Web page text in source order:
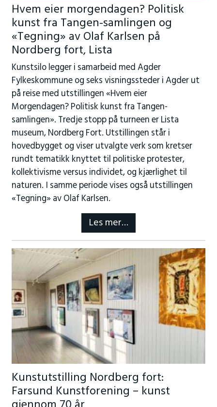
Hvem eier morgendagen? Politisk
kunst fra Tangen-samlingen og
«Tegning» av Olaf Karlsen på
Nordberg fort, Lista
Kunstsilo legger i samarbeid med Agder
Fylkeskommune og seks visningssteder i Agder ut
på reise med utstillingen «Hvem eier
Morgendagen? Politisk kunst fra Tangen-
samlingen». Tredje stopp på turneen er Lista
museum, Nordberg Fort. Utstillingen står i
hovedbygget og viser utvalgte verk som kretser
rundt tematikk knyttet til politiske protester,
kollektivisme versus individet, og kjærlighet til
naturen. I samme periode vises også utstillingen
«Tegning» av Olaf Karlsen.
Les mer…
Kunstutstilling Nordberg fort:
Farsund Kunstforening – kunst